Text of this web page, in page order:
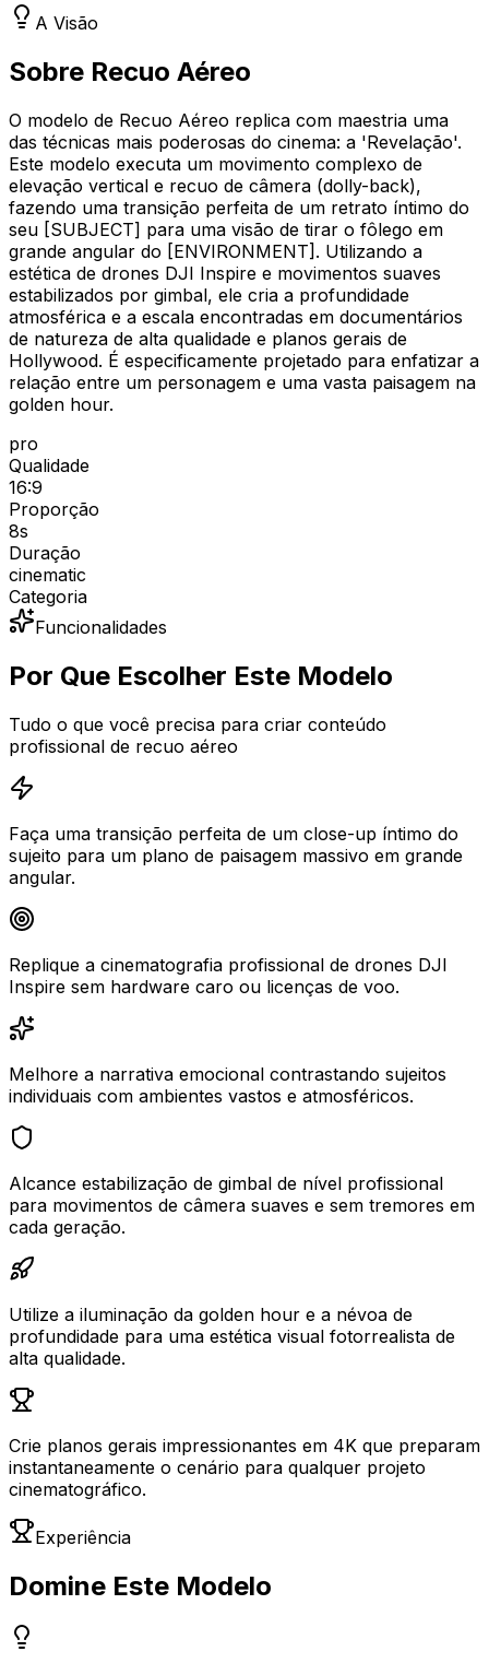
A Visão
Sobre Recuo Aéreo
O modelo de Recuo Aéreo replica com maestria uma
das técnicas mais poderosas do cinema: a 'Revelação'.
Este modelo executa um movimento complexo de
elevação vertical e recuo de câmera (dolly-back),
fazendo uma transição perfeita de um retrato íntimo do
seu [SUBJECT] para uma visão de tirar o fôlego em
grande angular do [ENVIRONMENT]. Utilizando a
estética de drones DJI Inspire e movimentos suaves
estabilizados por gimbal, ele cria a profundidade
atmosférica e a escala encontradas em documentários
de natureza de alta qualidade e planos gerais de
Hollywood. É especificamente projetado para enfatizar a
relação entre um personagem e uma vasta paisagem na
golden hour.
pro
Qualidade
16:9
Proporção
8s
Duração
cinematic
Categoria
Funcionalidades
Por Que Escolher Este Modelo
Tudo o que você precisa para criar conteúdo
profissional de recuo aéreo
Faça uma transição perfeita de um close-up íntimo do
sujeito para um plano de paisagem massivo em grande
angular.
Replique a cinematografia profissional de drones DJI
Inspire sem hardware caro ou licenças de voo.
Melhore a narrativa emocional contrastando sujeitos
individuais com ambientes vastos e atmosféricos.
Alcance estabilização de gimbal de nível profissional
para movimentos de câmera suaves e sem tremores em
cada geração.
Utilize a iluminação da golden hour e a névoa de
profundidade para uma estética visual fotorrealista de
alta qualidade.
Crie planos gerais impressionantes em 4K que preparam
instantaneamente o cenário para qualquer projeto
cinematográfico.
Experiência
Domine Este Modelo